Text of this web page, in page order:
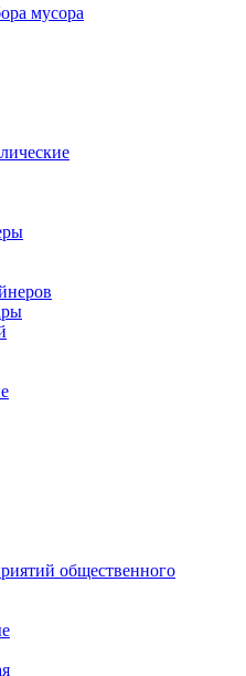
мусора
общественного